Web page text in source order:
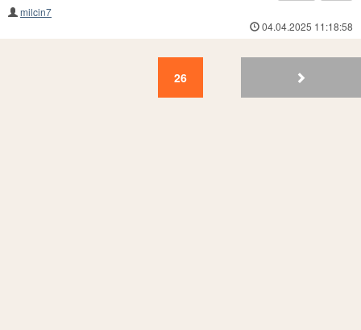
milcin7
04.04.2025 11:18:58
22 21 20 19 18 17
26